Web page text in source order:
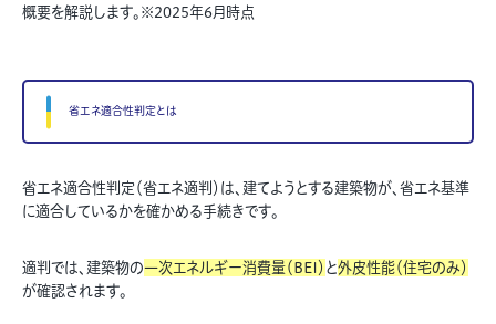
概要を解説します。※2025年6月時点
省エネ適合性判定とは
省エネ適合性判定（省エネ適判）は、建てようとする建築物が、省エネ基準
に適合しているかを確かめる手続きです。
適判では、建築物の一次エネルギー消費量（BEI） と外皮性能（住宅のみ）
が確認されます。